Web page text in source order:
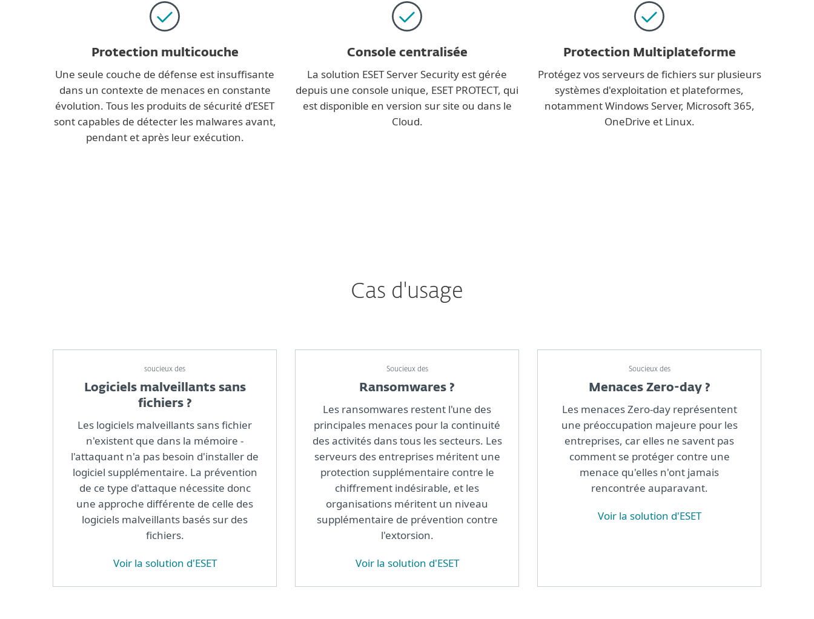
Protection multicouche
Une seule couche de défense est insuffisante
dans un contexte de menaces en constante
évolution. Tous les produits de sécurité d’ESET
sont capables de détecter les malwares avant,
pendant et après leur exécution.
Console centralisée
La solution ESET Server Security est gérée
depuis une console unique, ESET PROTECT, qui
est disponible en version sur site ou dans le
Cloud.
Protection Multiplateforme
Protégez vos serveurs de fichiers sur plusieurs
systèmes d'exploitation et plateformes,
notamment Windows Server, Microsoft 365,
OneDrive et Linux.
Cas d'usage
soucieux des
Logiciels malveillants sans
fichiers ?
Les logiciels malveillants sans fichier
n'existent que dans la mémoire -
l'attaquant n'a pas besoin d'installer de
logiciel supplémentaire. La prévention
de ce type d'attaque nécessite donc
une approche différente de celle des
logiciels malveillants basés sur des
fichiers.
Voir la solution d'ESET
Soucieux des
Ransomwares ?
Les ransomwares restent l'une des
principales menaces pour la continuité
des activités dans tous les secteurs. Les
serveurs des entreprises méritent une
protection supplémentaire contre le
chiffrement indésirable, et les
organisations méritent un niveau
supplémentaire de prévention contre
l'extorsion.
Voir la solution d'ESET
Soucieux des
Menaces Zero-day ?
Les menaces Zero-day représentent
une préoccupation majeure pour les
entreprises, car elles ne savent pas
comment se protéger contre une
menace qu'elles n'ont jamais
rencontrée auparavant.
Voir la solution d'ESET